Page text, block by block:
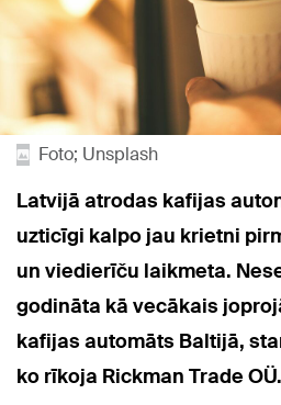
Foto; Unsplash
Latvijā atrodas kafijas
uzticīgi kalpo jau krietni
un viedierīču laikmeta.
godināta kā vecākais
kafijas automāts Baltijā,
ko rīkoja Rickman Trade OÜ.